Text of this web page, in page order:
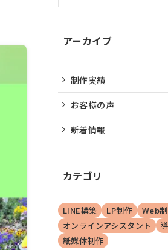
アーカイブ
制作実績
お客様の声
新着情報
カテゴリ
LINE構築 LP制作 Web
オンラインアシスタント
紙媒体制作